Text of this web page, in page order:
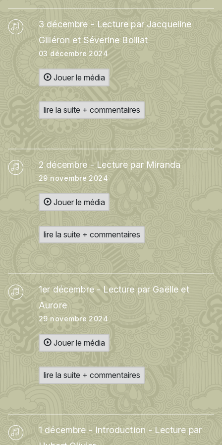
3 décembre - Lecture par Jacqueline
Gilléron et Séverine Boillat
03 décembre 2024
Jouer le média
lire la suite + commentaires
2 décembre - Lecture par Miranda
29 novembre 2024
Jouer le média
lire la suite + commentaires
1er décembre - Lecture par Gaëlle et
Aurore
29 novembre 2024
Jouer le média
lire la suite + commentaires
1 décembre - Introduction - Lecture par